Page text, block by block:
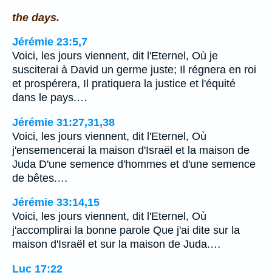
the days.
Jérémie 23:5,7
Voici, les jours viennent, dit l'Eternel, Où je
susciterai à David un germe juste; Il régnera en roi
et prospérera, Il pratiquera la justice et l'équité
dans le pays.…
Jérémie 31:27,31,38
Voici, les jours viennent, dit l'Eternel, Où
j'ensemencerai la maison d'Israël et la maison de
Juda D'une semence d'hommes et d'une semence
de bêtes.…
Jérémie 33:14,15
Voici, les jours viennent, dit l'Eternel, Où
j'accomplirai la bonne parole Que j'ai dite sur la
maison d'Israël et sur la maison de Juda.…
Luc 17:22